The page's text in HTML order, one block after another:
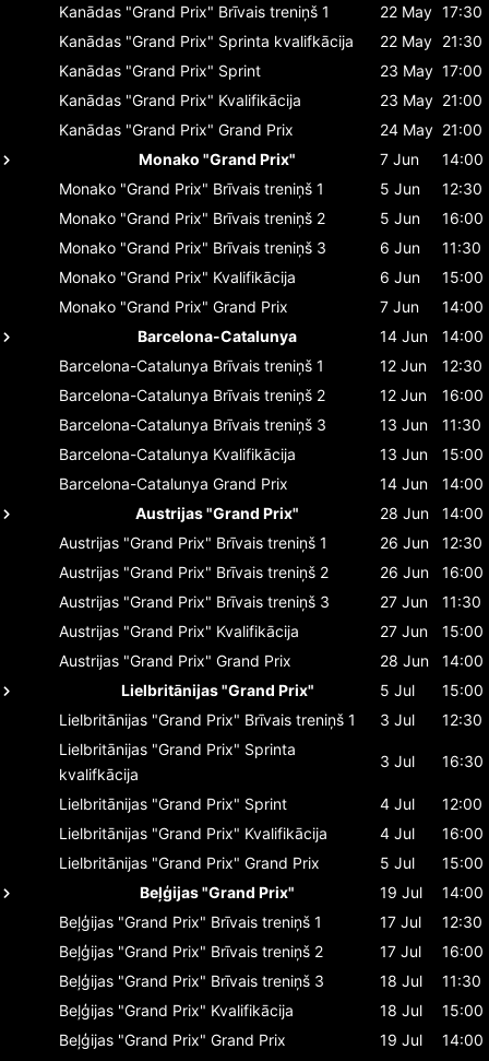
Kanādas "Grand Prix" Brīvais treniņš 1 22 May 17:30
Kanādas "Grand Prix" Sprinta kvalifkācija 22 May 21:30
Kanādas "Grand Prix" Sprint 23 May 17:00
Kanādas "Grand Prix" Kvalifikācija 23 May 21:00
Kanādas "Grand Prix" Grand Prix 24 May 21:00
Monako "Grand Prix"
7 Jun
14:00
Monako "Grand Prix" Brīvais treniņš 1 5 Jun
12:30
Monako "Grand Prix" Brīvais treniņš 2 5 Jun
16:00
Monako "Grand Prix" Brīvais treniņš 3 6 Jun
11:30
Monako "Grand Prix" Kvalifikācija 6 Jun
15:00
Monako "Grand Prix" Grand Prix 7 Jun
14:00
Barcelona-Catalunya
14 Jun
14:00
Barcelona-Catalunya Brīvais treniņš 1 12 Jun
12:30
Barcelona-Catalunya Brīvais treniņš 2 12 Jun
16:00
Barcelona-Catalunya Brīvais treniņš 3 13 Jun
11:30
Barcelona-Catalunya Kvalifikācija 13 Jun
15:00
Barcelona-Catalunya Grand Prix 14 Jun
14:00
Austrijas "Grand Prix"
28 Jun
14:00
Austrijas "Grand Prix" Brīvais treniņš 1 26 Jun
12:30
Austrijas "Grand Prix" Brīvais treniņš 2 26 Jun
16:00
Austrijas "Grand Prix" Brīvais treniņš 3 27 Jun
11:30
Austrijas "Grand Prix" Kvalifikācija 27 Jun
15:00
Austrijas "Grand Prix" Grand Prix 28 Jun
14:00
Lielbritānijas "Grand Prix"
5 Jul
15:00
Lielbritānijas "Grand Prix" Brīvais treniņš 1 3 Jul
12:30
Lielbritānijas "Grand Prix" Sprinta
kvalifkācija
3 Jul 16:30
Lielbritānijas "Grand Prix" Sprint 4 Jul
12:00
Lielbritānijas "Grand Prix" Kvalifikācija 4 Jul
16:00
Lielbritānijas "Grand Prix" Grand Prix 5 Jul
15:00
Beļģijas "Grand Prix"
19 Jul
14:00
Beļģijas "Grand Prix" Brīvais treniņš 1 17 Jul
12:30
Beļģijas "Grand Prix" Brīvais treniņš 2 17 Jul
16:00
Beļģijas "Grand Prix" Brīvais treniņš 3 18 Jul
11:30
Beļģijas "Grand Prix" Kvalifikācija 18 Jul
15:00
Beļģijas "Grand Prix" Grand Prix 19 Jul
14:00